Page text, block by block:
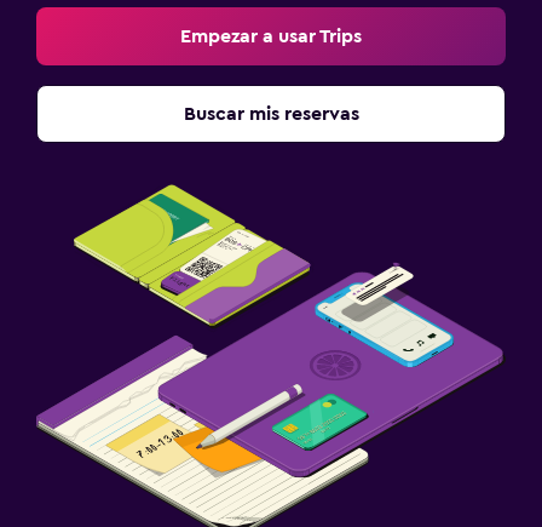
Empezar a usar Trips
Buscar mis reservas